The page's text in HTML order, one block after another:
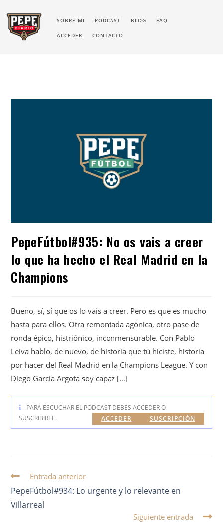
SOBRE MI PODCAST BLOG FAQ
ACCEDER CONTACTO
PepeFútbol#935: No os vais a creer
lo que ha hecho el Real Madrid en la
Champions
Bueno, sí, sí que os lo vais a creer. Pero es que es mucho
hasta para ellos. Otra remontada agónica, otro pase de
ronda épico, histriónico, inconmensurable. Con Pablo
Leiva hablo, de nuevo, de historia que tú hiciste, historia
por hacer del Real Madrid en la Champions League. Y con
Diego García Argota soy capaz […]
PARA ESCUCHAR EL PODCAST DEBES ACCEDER O
SUSCRIBIRTE.
SUSCRIPCIÓN
ACCEDER
Entrada anterior
PepeFútbol#934: Lo urgente y lo relevante en
Villarreal
Siguiente entrada